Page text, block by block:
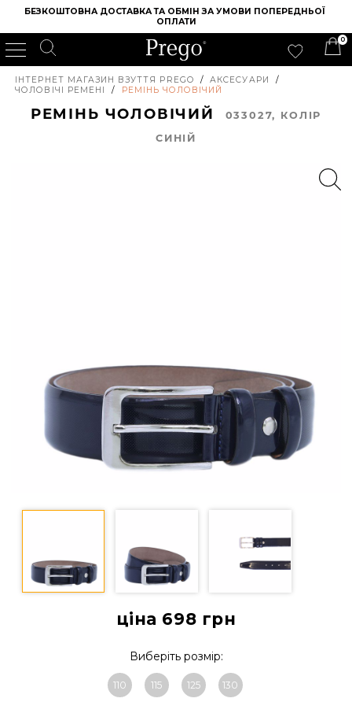
БЕЗКОШТОВНА ДОСТАВКА ТА ОБМІН ЗА УМОВИ ПОПЕРЕДНЬОЇ
ОПЛАТИ
0
ІНТЕРНЕТ МАГАЗИН ВЗУТТЯ PREGO / АКСЕСУАРИ
/
ЧОЛОВІЧІ РЕМЕНІ
/ РЕМІНЬ ЧОЛОВІЧИЙ
РЕМІНЬ ЧОЛОВІЧИЙ
033027, КОЛIР
СИНІЙ
ціна 698 грн
Виберіть розмір:
110 115 125 130